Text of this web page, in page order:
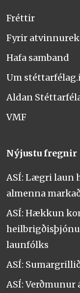
Fréttir
Fyrir
Hafa samband
Um
Aldan
VMF
Nýjustu fregnir
ASÍ: Lægri laun
almenna
ASÍ: Hækkun
launfólks
ASÍ:
ASÍ: